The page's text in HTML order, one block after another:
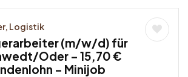
Logistik
(m/w/d) für
Oder – 15,70 €
– Minijob